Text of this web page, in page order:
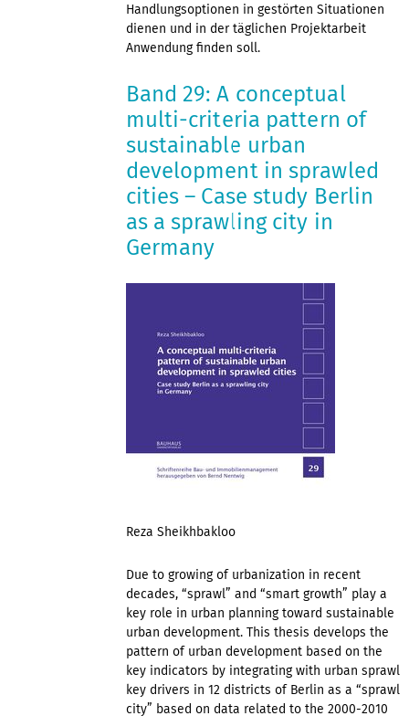
Handlungsoptionen in gestörten Situationen
dienen und in der täglichen Projektarbeit
Anwendung finden soll.
Band 29: A conceptual
multi-criteria pattern of
sustainable urban
development in sprawled
cities – Case study Berlin
as a sprawling city in
Germany
Reza Sheikhbakloo
Due to growing of urbanization in recent
decades, “sprawl” and “smart growth” play a
key role in urban planning toward sustainable
urban development. This thesis develops the
pattern of urban development based on the
key indicators by integrating with urban sprawl
key drivers in 12 districts of Berlin as a “sprawl
city” based on data related to the 2000-2010